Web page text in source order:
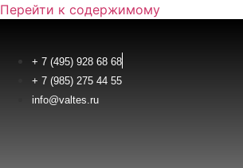
Перейти к содержимому
+ 7 (495) 928 68 68
+ 7 (985) 275 44 55
info@valtes.ru